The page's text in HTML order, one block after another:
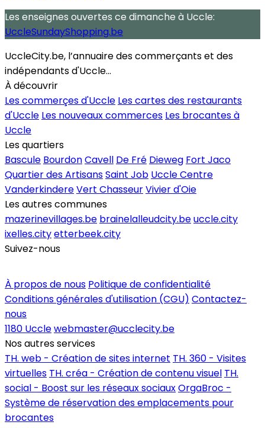
Les enseignes ouvertes ce dimanche à Uccle:
UccleSundayShopping.be
UccleCity.be, l’annuaire des commerçants et des
indépendants d'Uccle...
À découvrir
Les commerçes d'Uccle Les cartes des restaurants
d'Uccle Les nouveaux commerces Les brocantes à
Uccle
Les quartiers
Bascule BourdonCavell De Fré Dieweg Fort Jaco
Quartier des ArtisansSaint Job Uccle Centre
VanderkindereVert ChasseurVivier d'Oie
Les autres communes
mazerinevillages.be brainelalleudcity.beuccle.city
ixelles.cityetterbeek.city
Suivez-nous
À propos de nous Politique de confidentialité
Conditions générales d'utilisation (CGU) Contactez-
nous
1180 Ucclewebmaster@ucclecity.be
Nos autres services
TH. web - Création de sites internet TH. 360 - Visites
virtuelles TH. créa - Création de contenu visuel TH.
social - Boost sur les réseaux sociauxOrgaBroc -
Système de réservation des emplacements pour
brocantes